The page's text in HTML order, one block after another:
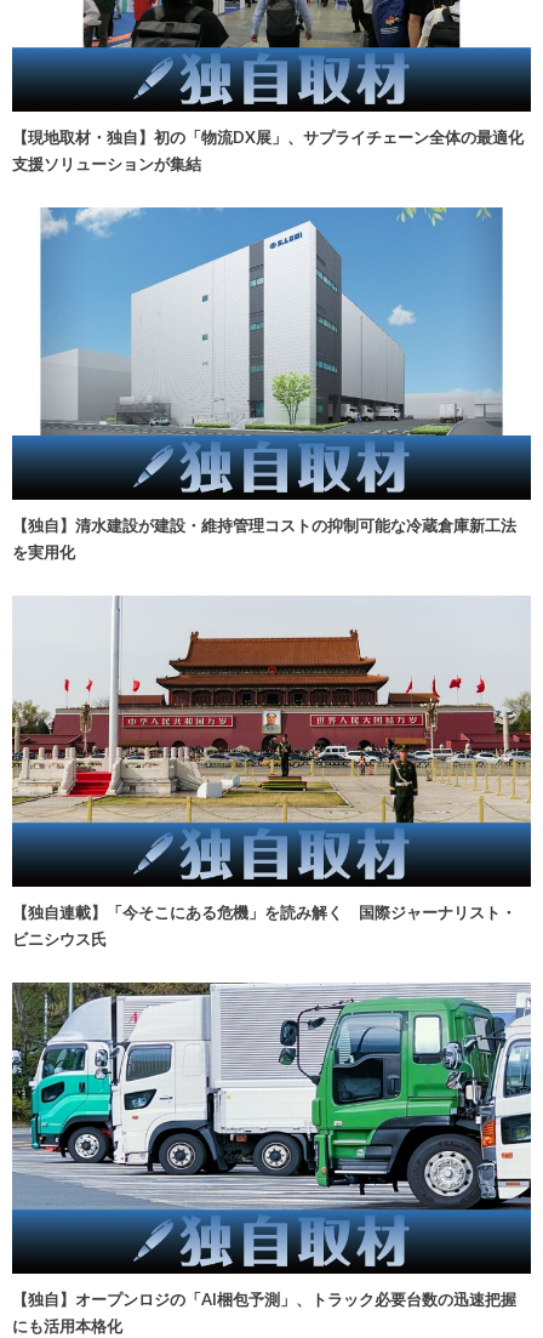
【現地取材・独自】初の「物流DX展」、サプライチェーン全体の最適化
支援ソリューションが集結
【独自】清水建設が建設・維持管理コストの抑制可能な冷蔵倉庫新工法
を実用化
【独自連載】「今そこにある危機」を読み解く 国際ジャーナリスト・
ビニシウス氏
【独自】オープンロジの「AI梱包予測」、トラック必要台数の迅速把握
にも活用本格化